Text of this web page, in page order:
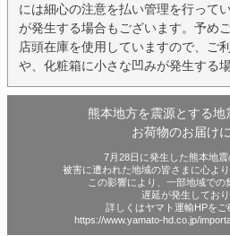
には細心の注意を払い管理を行って
が発生する場合もございます。予め
店頭在庫を使用していますので、ご
や、化粧箱に小さな凹みが発生する
熊本地方を震源とする地
お荷物のお届け
7月28日に発生した熊本地震
被害に遭われた地域の皆さまに心よ
この影響により、一部地域での
遅延が発生しており
詳しくはヤマト運輸HPをご
https://www.yamato-hd.co.jp/